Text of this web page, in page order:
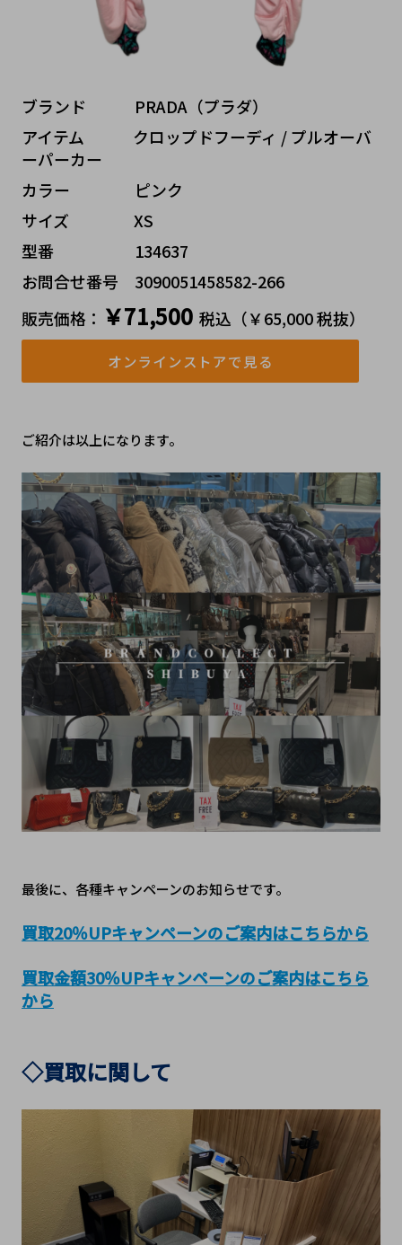
ブランド   PRADA（プラダ）
アイテム   クロップドフーディ / プルオーバ
ーパーカー
カラー    ピンク
サイズ    XS
型番     134637
お問合せ番号 3090051458582-266
販売価格： ￥71,500 税込（￥65,000 税抜）
オンラインストアで見る
ご紹介は以上になります。
最後に、各種キャンペーンのお知らせです。
買取20％UPキャンペーンのご案内はこちらから
買取金額30％UPキャンペーンのご案内はこちら
から
◇買取に関して